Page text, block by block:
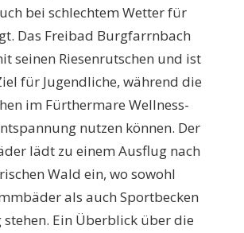
bei schlechtem Wetter für
Das Freibad Burgfarrnbach
seinen Riesenrutschen und ist
für Jugendliche, während die
im Fürthermare Wellness-
nutzen können. Der
lädt zu einem Ausflug nach
Wald ein, wo sowohl
als auch Sportbecken
Ein Überblick über die